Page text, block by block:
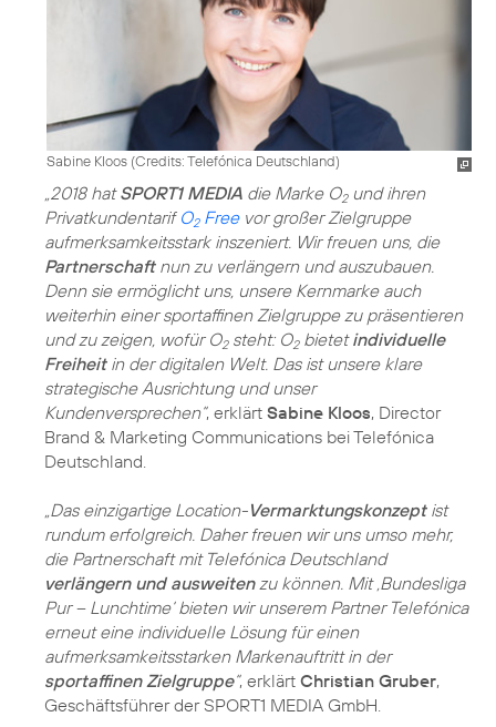
Sabine Kloos (Credits: Telefónica Deutschland)
„2018 hatSPORT1 MEDIA die Marke O2und ihren
Privatkundentarif O2Freevor großer Zielgruppe
aufmerksamkeitsstark inszeniert. Wir freuen uns, die
Partnerschaftnun zu verlängern und auszubauen.
Denn sie ermöglicht uns, unsere Kernmarke auch
weiterhin einer sportaffinen Zielgruppe zu präsentieren
und zu zeigen, wofür O2steht: O2bietetindividuelle
Freiheitin der digitalen Welt. Das ist unsere klare
strategische Ausrichtung und unser
Kundenversprechen“, erklärt Sabine Kloos, Director
Brand & Marketing Communications bei Telefónica
Deutschland.
„Das einzigartige Location-Vermarktungskonzeptist
rundum erfolgreich. Daher freuen wir uns umso mehr,
die Partnerschaft mit Telefónica Deutschland
verlängern und ausweitenzu können. Mit ‚Bundesliga
Pur – Lunchtime‘ bieten wir unserem Partner Telefónica
erneut eine individuelle Lösung für einen
aufmerksamkeitsstarken Markenauftritt in der
sportaffinen Zielgruppe“, erklärt Christian Gruber,
Geschäftsführer der SPORT1 MEDIA GmbH.